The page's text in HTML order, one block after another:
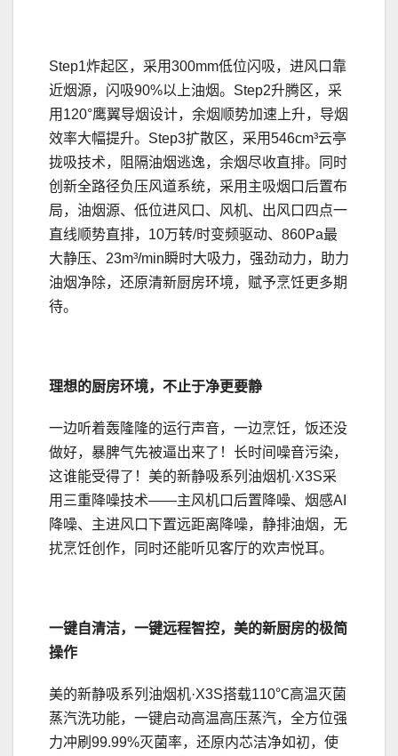
Step1炸起区，采用300mm低位闪吸，进风口靠
近烟源，闪吸90%以上油烟。Step2升腾区，采
用120°鹰翼导烟设计，余烟顺势加速上升，导烟
效率大幅提升。Step3扩散区，采用546cm³云亭
拢吸技术，阻隔油烟逃逸，余烟尽收直排。同时
创新全路径负压风道系统，采用主吸烟口后置布
局，油烟源、低位进风口、风机、出风口四点一
直线顺势直排，10万转/时变频驱动、860Pa最
大静压、23m³/min瞬时大吸力，强劲动力，助力
油烟净除，还原清新厨房环境，赋予烹饪更多期
待。
理想的厨房环境，不止于净更要静
一边听着轰隆隆的运行声音，一边烹饪，饭还没
做好，暴脾气先被逼出来了！长时间噪音污染，
这谁能受得了！美的新静吸系列油烟机·X3S采
用三重降噪技术——主风机口后置降噪、烟感AI
降噪、主进风口下置远距离降噪，静排油烟，无
扰烹饪创作，同时还能听见客厅的欢声悦耳。
一键自清洁，一键远程智控，美的新厨房的极简
操作
美的新静吸系列油烟机·X3S搭载110℃高温灭菌
蒸汽洗功能，一键启动高温高压蒸汽，全方位强
力冲刷99.99%灭菌率，还原内芯洁净如初，使